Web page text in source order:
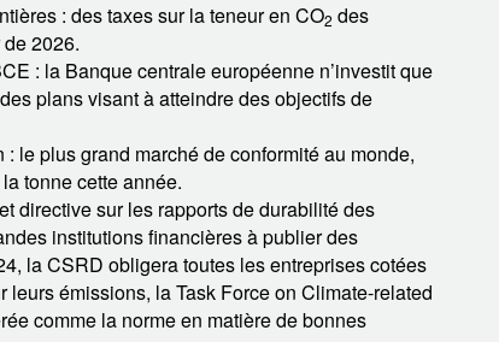
: des taxes sur la teneur en CO2 des
2026.
: la Banque centrale européenne n’investit que
plans visant à atteindre des objectifs de
: le plus grand marché de conformité au monde,
tonne cette année.
directive sur les rapports de durabilité des
institutions financières à publier des
la CSRD obligera toutes les entreprises cotées
émissions, la Task Force on Climate-related
comme la norme en matière de bonnes